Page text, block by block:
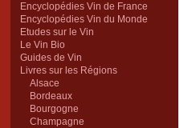
Encyclopédies Vin de France
Encyclopédies Vin du Monde
Etudes sur le Vin
Le Vin Bio
Guides de Vin
Livres sur les Régions
Alsace
Bordeaux
Bourgogne
Champagne